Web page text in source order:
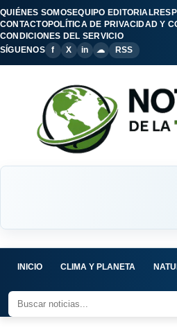
QUIÉNES SOMOSEQUIPO EDITORIAL
CONTACTOPOLÍTICA DE PRIVACIDAD Y
CONDICIONES DEL SERVICIO
SÍGUENOS
f X in ☁ RSS
INICIO CLIMA Y PLANETA